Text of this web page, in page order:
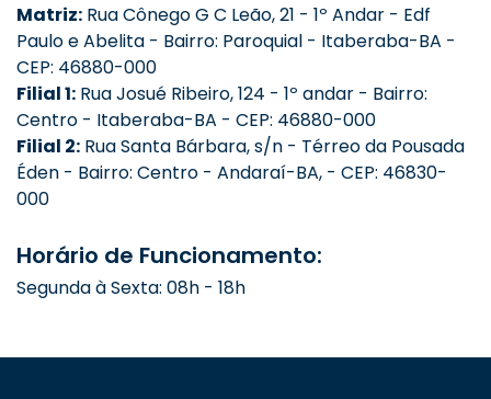
Matriz: Rua Cônego G C Leão, 21 - 1º Andar - Edf
Paulo e Abelita - Bairro: Paroquial - Itaberaba-BA -
CEP: 46880-000
Filial 1: Rua Josué Ribeiro, 124 - 1º andar - Bairro:
Centro - Itaberaba-BA - CEP: 46880-000
Filial 2: Rua Santa Bárbara, s/n - Térreo da Pousada
Éden - Bairro: Centro - Andaraí-BA, - CEP: 46830-
000
Horário de Funcionamento:
Segunda à Sexta: 08h - 18h